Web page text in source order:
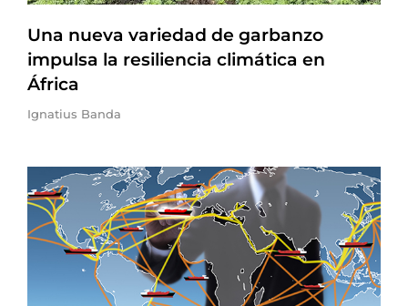
Una nueva variedad de garbanzo
impulsa la resiliencia climática en
África
Ignatius Banda